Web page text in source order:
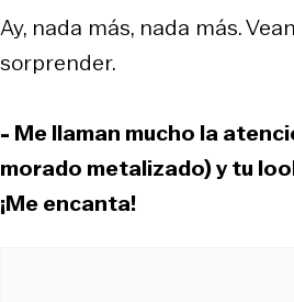
Ay, nada más, nada más.
sorprender.
- Me llaman mucho la
morado metalizado) y tu
¡Me encanta!